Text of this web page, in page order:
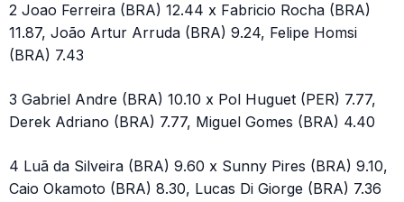
2 Joao Ferreira (BRA) 12.44 x Fabricio Rocha (BRA)
11.87, João Artur Arruda (BRA) 9.24, Felipe Homsi
(BRA) 7.43
3 Gabriel Andre (BRA) 10.10 x Pol Huguet (PER) 7.77,
Derek Adriano (BRA) 7.77, Miguel Gomes (BRA) 4.40
4 Luã da Silveira (BRA) 9.60 x Sunny Pires (BRA) 9.10,
Caio Okamoto (BRA) 8.30, Lucas Di Giorge (BRA) 7.36